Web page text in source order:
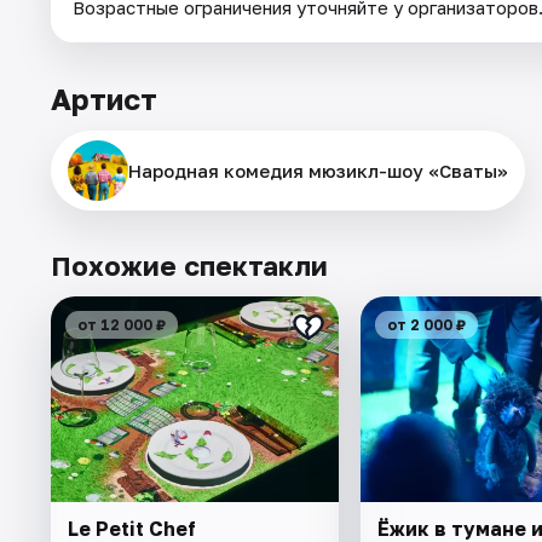
Возрастные ограничения уточняйте у организаторов.
Артист
Народная комедия мюзикл-шоу «Сваты»
Похожие спектакли
от 12 000 ₽
Le Petit Chef
от 2 000 ₽
Ёжик в тумане